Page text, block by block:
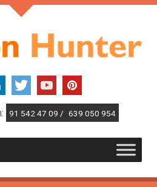
91 542 47 09 / 639 050 954